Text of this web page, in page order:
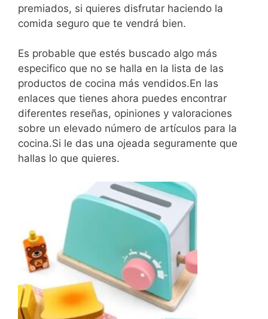
premiados, si quieres disfrutar haciendo la
comida seguro que te vendrá bien.
Es probable que estés buscado algo más
especifico que no se halla en la lista de las
productos de cocina más vendidos.En las
enlaces que tienes ahora puedes encontrar
diferentes reseñas, opiniones y valoraciones
sobre un elevado número de artículos para la
cocina.Si le das una ojeada seguramente que
hallas lo que quieres.